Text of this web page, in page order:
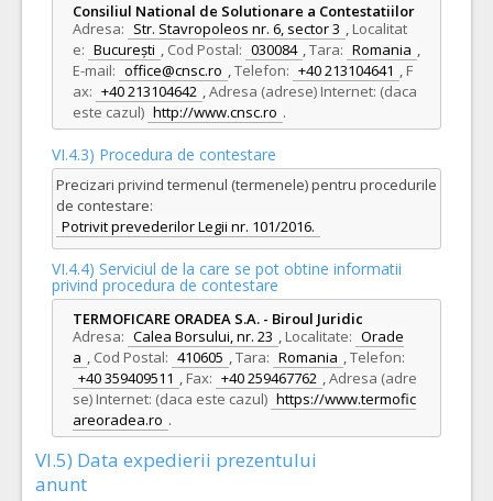
Consiliul National de Solutionare a Contestatiilor
Adresa: Str. Stavropoleos nr. 6, sector 3 , Localitat
e: București , Cod Postal: 030084 ,Tara: Romania ,
E-mail: office@cnsc.ro ,Telefon: +40 213104641 , F
ax: +40 213104642 ,Adresa (adrese) Internet: (daca
este cazul) http://www.cnsc.ro .
VI.4.3) Procedura de contestare
Precizari privind termenul (termenele) pentru procedurile
de contestare:
Potrivit prevederilor Legii nr. 101/2016.
VI.4.4) Serviciul de la care se pot obtine informatii
privind procedura de contestare
TERMOFICARE ORADEA S.A. - Biroul Juridic
Adresa: Calea Borsului, nr. 23 , Localitate: Orade
a , Cod Postal: 410605 ,Tara: Romania ,Telefon:
+40 359409511 , Fax: +40 259467762 ,Adresa (adre
se) Internet: (daca este cazul) https://www.termofic
areoradea.ro .
VI.5) Data expedierii prezentului
anunt